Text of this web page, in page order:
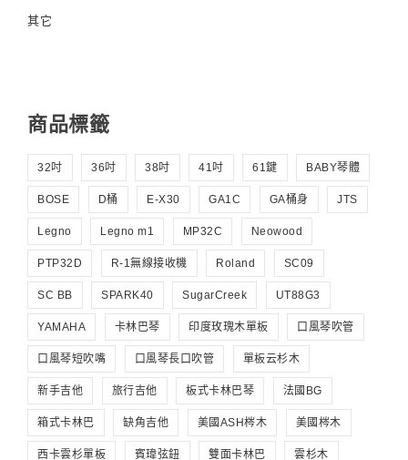
其它
商品標籤
32吋 36吋 38吋 41吋 61鍵 BABY琴體
BOSE D桶 E-X30 GA1C GA桶身 JTS
Legno Legno m1 MP32C Neowood
PTP32D R-1無線接收機 Roland SC09
SC BB SPARK40 SugarCreek UT88G3
YAMAHA 卡林巴琴 印度玫瑰木單板 口風琴吹管
口風琴短吹嘴 口風琴長口吹管 單板云杉木
新手吉他 旅行吉他 板式卡林巴琴 法國BG
箱式卡林巴 缺角吉他 美國ASH梣木 美國梣木
西卡雲杉單板 賓瑋弦鈕 雙面卡林巴 雲杉木